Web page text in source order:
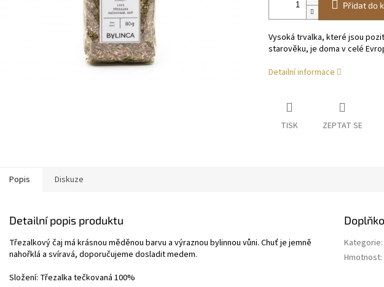
Přidat do
Vysoká trvalka, které jsou
starověku, je doma v celé
Detailní informace
TISK ZEPTAT SE
Popis Diskuze
Detailní popis produktu
Třezalkový čaj má krásnou měděnou barvu a výraznou bylinnou vůni. Chuť je jemně
nahořklá a svíravá, doporučujeme dosladit medem.
Složení: Třezalka tečkovaná 100%
Kategorie:
Hmotnost: